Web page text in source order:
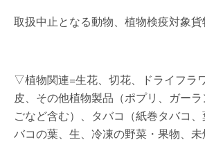
取扱中止となる動物、植物検疫対象貨
▽植物関連=生花、切花、ドライフラ
皮、その他植物製品（ポプリ、ガー
ごなど含む）、タバコ（紙巻タバコ
バコの葉、生、冷凍の野菜・果物、